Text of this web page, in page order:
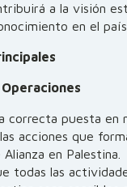
a la visión
en el país.
correcta puesta en
acciones que
en Palestina.
todas las